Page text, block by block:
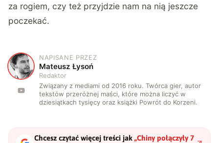
za rogiem, czy też przyjdzie nam na nią jeszcze
poczekać.
M
NAPISANE PRZEZ
Mateusz Łysoń
Redaktor
Związany z mediami od 2016 roku. Twórca gier, autor
tekstów przeróżnej maści, które można liczyć w
dziesiątkach tysięcy oraz książki Powrót do Korzeni.
Chcesz czytać więcej treści jak „Chiny połączyły 7